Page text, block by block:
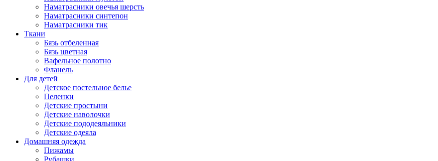
Наматрасники овечья шерсть
Наматрасники синтепон
Наматрасники тик
Ткани
Бязь отбеленная
Бязь цветная
Вафельное полотно
Фланель
Для детей
Детское постельное белье
Пеленки
Детские простыни
Детские наволочки
Детские пододеяльники
Детские одеяла
Домашняя одежда
Пижамы
Рубашки